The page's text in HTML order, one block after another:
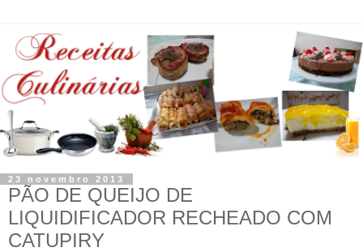
23 novembro 2013
PÃO DE QUEIJO DE
LIQUIDIFICADOR RECHEADO COM
CATUPIRY